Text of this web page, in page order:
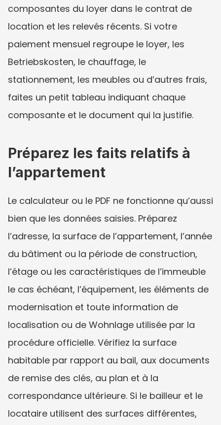
composantes du loyer dans le contrat de
location et les relevés récents. Si votre
paiement mensuel regroupe le loyer, les
Betriebskosten, le chauffage, le
stationnement, les meubles ou d’autres frais,
faites un petit tableau indiquant chaque
composante et le document qui la justifie.
Préparez les faits relatifs à
l’appartement
Le calculateur ou le PDF ne fonctionne qu’aussi
bien que les données saisies. Préparez
l’adresse, la surface de l’appartement, l’année
du bâtiment ou la période de construction,
l’étage ou les caractéristiques de l’immeuble
le cas échéant, l’équipement, les éléments de
modernisation et toute information de
localisation ou de Wohnlage utilisée par la
procédure officielle. Vérifiez la surface
habitable par rapport au bail, aux documents
de remise des clés, au plan et à la
correspondance ultérieure. Si le bailleur et le
locataire utilisent des surfaces différentes,